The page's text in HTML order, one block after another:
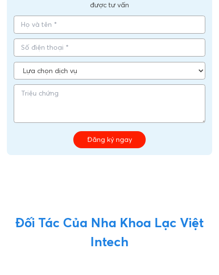
được tư vấn
Đăng ký ngay
Đối Tác Của Nha Khoa Lạc Việt
Intech